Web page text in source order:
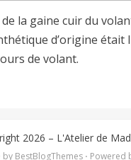
la gaine cuir du
d’origine était
de volant.
2026 – L'Atelier de
by BestBlogThemes ⋅ Powered